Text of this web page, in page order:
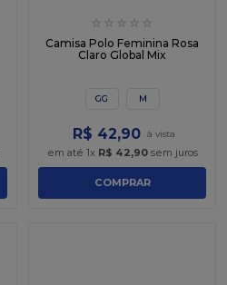
☆ ☆ ☆ ☆ ☆
Camisa Polo Feminina Rosa
Claro Global Mix
GG M
R$ 42,90
em até 1x R$ 42,90sem juros
COMPRAR